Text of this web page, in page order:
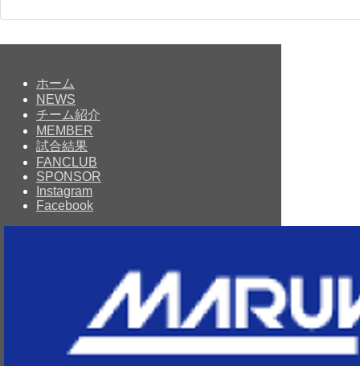
ホーム
NEWS
チーム紹介
MEMBER
試合結果
FANCLUB
SPONSOR
Instagram
Facebook